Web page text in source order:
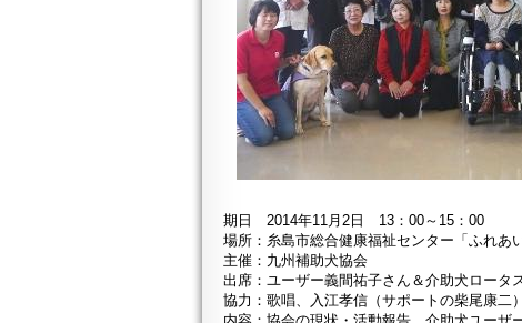
期日 2014年11月2日 13：00～15：00
場所：糸島市総合健康福祉センター「ふれあい
主催：九州補助犬協会
出席：ユーザー義間祐子さん＆介助犬ロータ
協力：歌唱、入江孝信（サポートの柴尾康二）